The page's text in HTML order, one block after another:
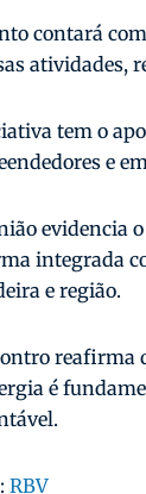
contará
atividades,
tem o
e
evidencia
integrada
e região.
reafirma
é
RBV